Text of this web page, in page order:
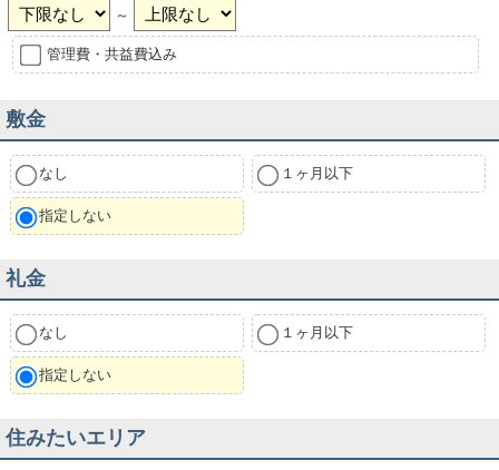
～
管理費・共益費込み
敷金
なし １ヶ月以下
指定しない
礼金
なし １ヶ月以下
指定しない
住みたいエリア